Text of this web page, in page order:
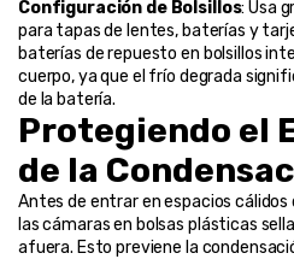
Configuración de Bolsillos: Usa
para tapas de lentes, baterías y
baterías de repuesto en bolsillos
cuerpo, ya que el frío degrada
de la batería.
Protegiendo el
de la
Antes de entrar en espacios
las cámaras en bolsas plásticas
afuera. Esto previene la